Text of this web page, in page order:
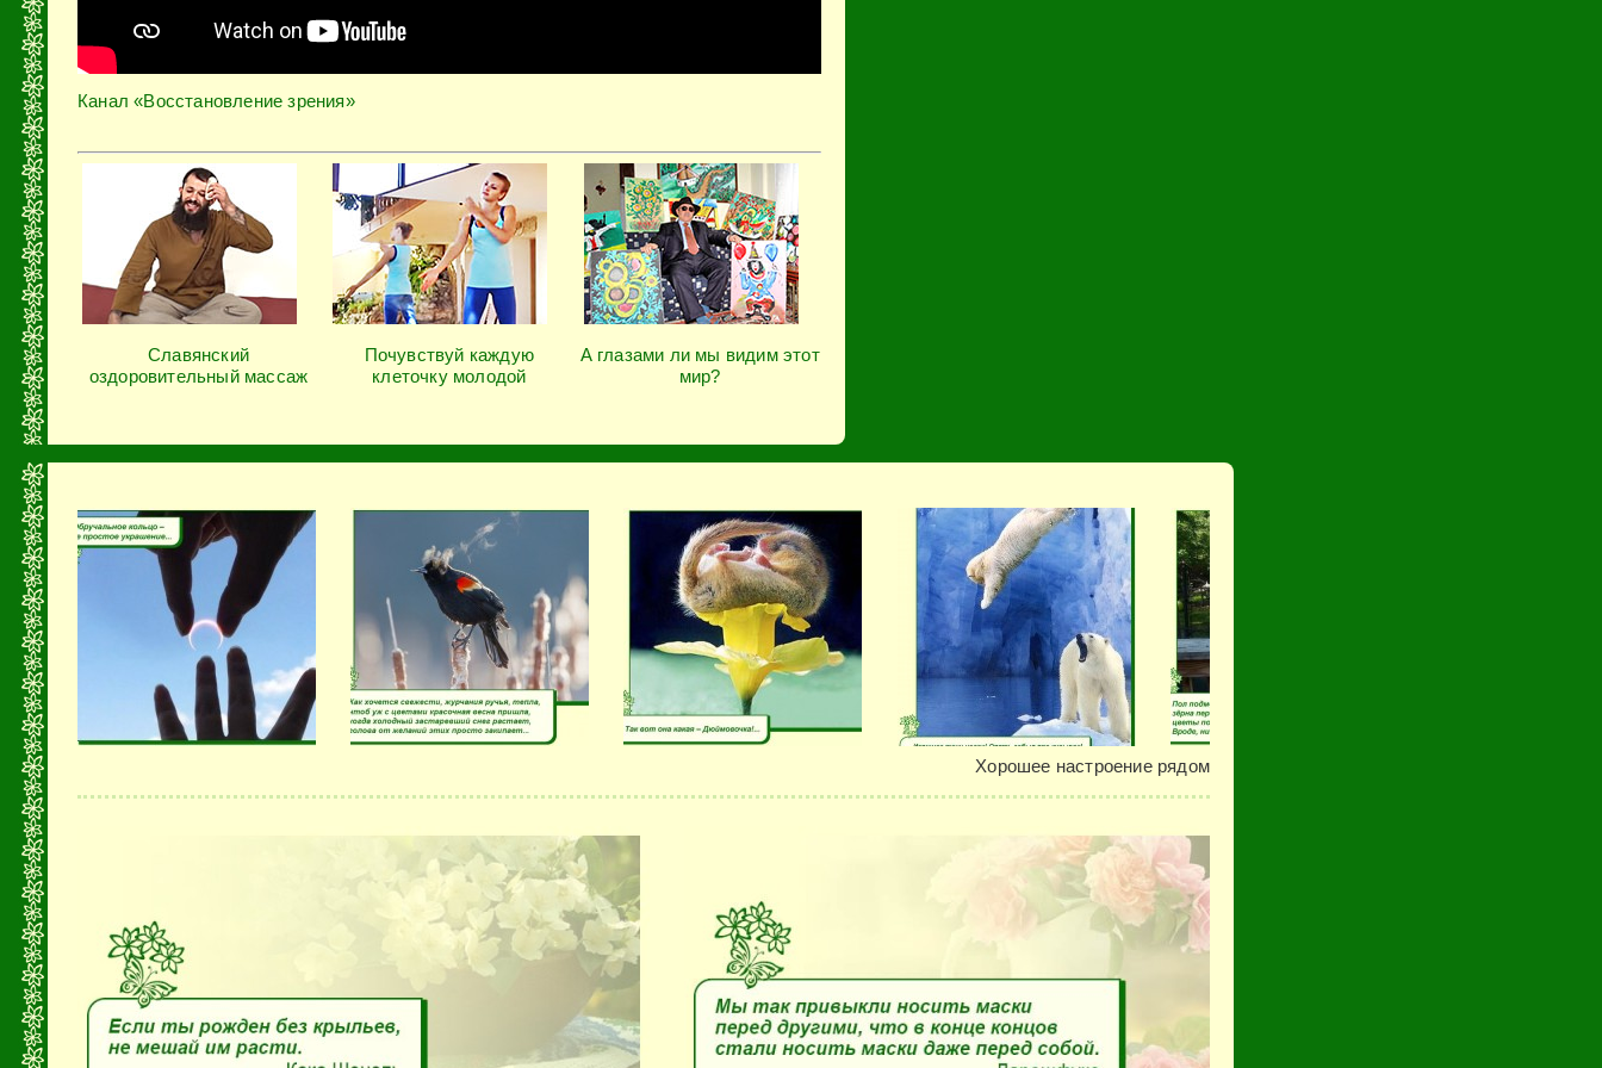
Канал «Восстановление зрения»
Славянский
оздоровительный массаж
Почувствуй каждую
клеточку молодой
А глазами ли мы видим этот
мир?
Хорошее настроение рядом